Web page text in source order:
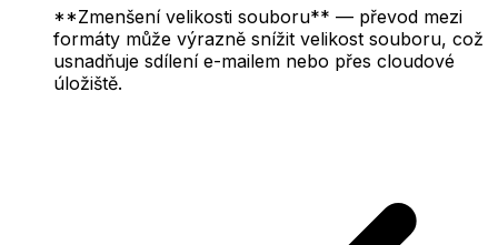
**Zmenšení velikosti souboru** — převod mezi
formáty může výrazně snížit velikost souboru, což
usnadňuje sdílení e-mailem nebo přes cloudové
úložiště.